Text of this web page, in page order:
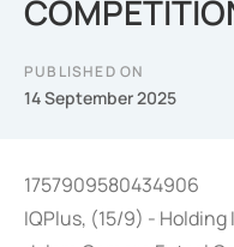
PUBLISHED ON
14 September 2025
1757909580434906
IQPlus, (15/9) -